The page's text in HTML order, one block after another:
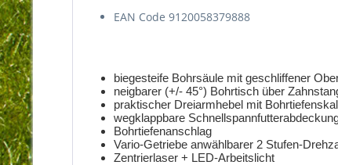
EAN Code 9120058379888
biegesteife Bohrsäule mit geschliffener
neigbarer (+/- 45°) Bohrtisch über
praktischer Dreiarmhebel mit
wegklappbare
Bohrtiefenanschlag
Vario-Getriebe anwählbarer 2 Stufen-
Zentrierlaser + LED-Arbeitslicht